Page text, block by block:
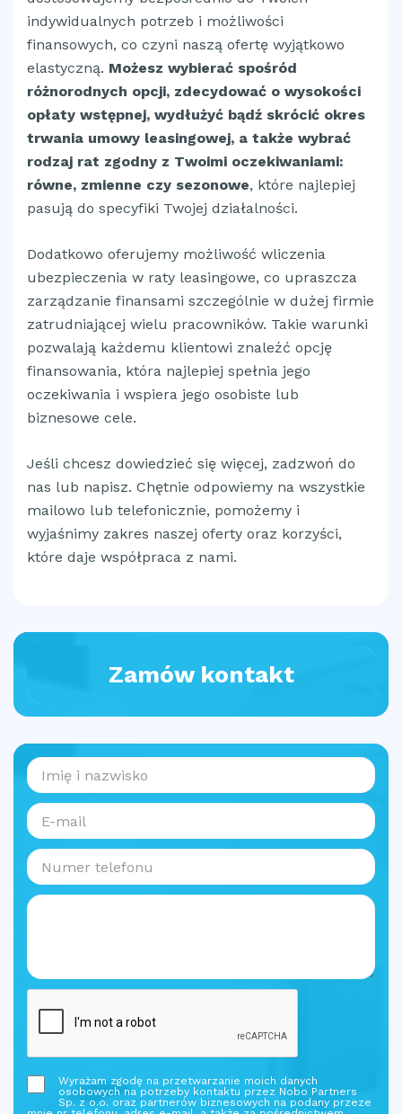
indywidualnych potrzeb i możliwości
finansowych, co czyni naszą ofertę wyjątkowo
elastyczną. Możesz wybierać spośród
różnorodnych opcji, zdecydować o wysokości
opłaty wstępnej, wydłużyć bądź skrócić okres
trwania umowy leasingowej, a także wybrać
rodzaj rat zgodny z Twoimi oczekiwaniami:
równe, zmienne czy sezonowe, które najlepiej
pasują do specyfiki Twojej działalności.
Dodatkowo oferujemy możliwość wliczenia
ubezpieczenia w raty leasingowe, co upraszcza
zarządzanie finansami szczególnie w dużej firmie
zatrudniającej wielu pracowników. Takie warunki
pozwalają każdemu klientowi znaleźć opcję
finansowania, która najlepiej spełnia jego
oczekiwania i wspiera jego osobiste lub
biznesowe cele.
Jeśli chcesz dowiedzieć się więcej, zadzwoń do
nas lub napisz. Chętnie odpowiemy na wszystkie
mailowo lub telefonicznie, pomożemy i
wyjaśnimy zakres naszej oferty oraz korzyści,
które daje współpraca z nami.
Zamów kontakt
Wyrażam zgodę na przetwarzanie moich danych
osobowych na potrzeby kontaktu przez Nobo Partners
Sp. z o.o. oraz partnerów biznesowych na podany przeze